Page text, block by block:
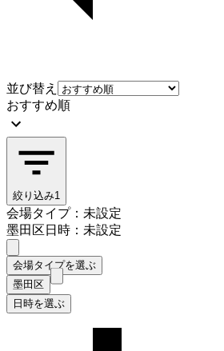
並び替え
おすすめ順
絞り込み1
会場タイプ：未設定
墨田区日時：未設定
会場タイプを選ぶ
墨田区
日時を選ぶ